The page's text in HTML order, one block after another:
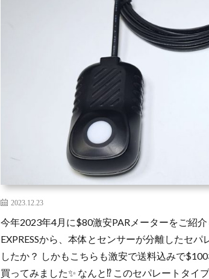
2023.12.23
今年2023年4月に$80激安PARメーターをご紹
EXPRESSから、本体とセンサーが分離したセ
したか？ しかもこちらも激安で送料込みで
買ってみました✨ なんと⁉ このセパレートタ